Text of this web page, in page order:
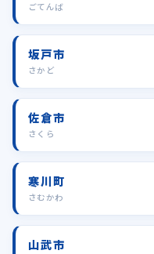
ごてんば
坂戸市
さかど
佐倉市
さくら
寒川町
さむかわ
山武市